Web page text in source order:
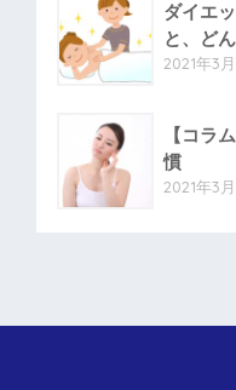
ダイエ
と、ど
2021年3
【コラ
慣
2021年3